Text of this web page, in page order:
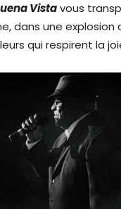
Vistavous
dans une explosion
qui respirent la